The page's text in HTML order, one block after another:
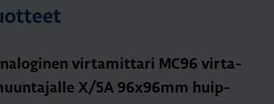
vir­ta­mit­ta­ri MC96 vir­ta­
X/5A 96x96mm huip­